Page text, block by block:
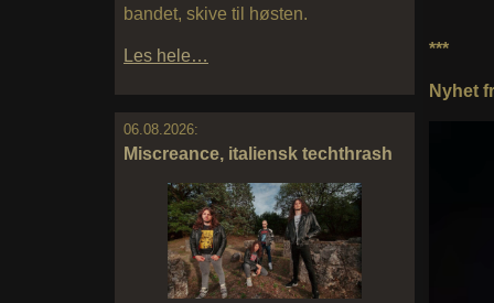
bandet, skive til høsten.
Les hele…
06.08.2026:
Miscreance, italiensk techthrash
***
Nyhet